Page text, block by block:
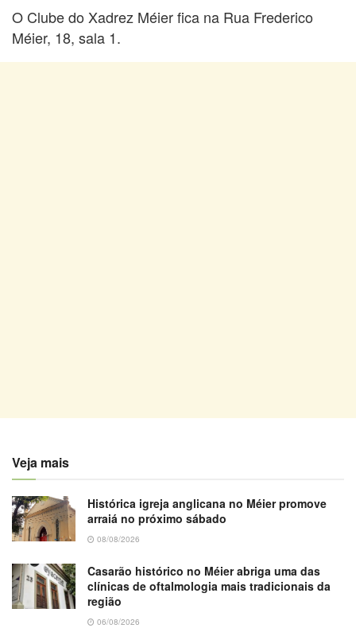
O Clube do Xadrez Méier fica na Rua Frederico
Méier, 18, sala 1.
Veja mais
Histórica igreja anglicana no Méier promove
arraiá no próximo sábado
08/08/2026
Casarão histórico no Méier abriga uma das
clínicas de oftalmologia mais tradicionais da
região
06/08/2026